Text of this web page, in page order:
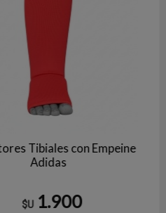
Tibiales con Empeine
Adidas
$U 1.900